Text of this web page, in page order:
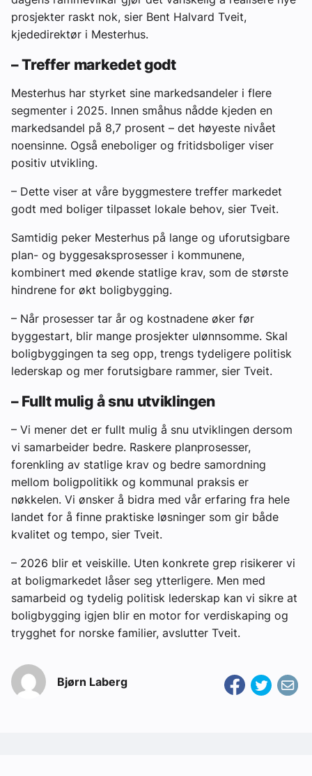
prosjekter raskt nok, sier Bent Halvard Tveit,
kjededirektør i Mesterhus.
– Treffer markedet godt
Mesterhus har styrket sine markedsandeler i flere
segmenter i 2025. Innen småhus nådde kjeden en
markedsandel på 8,7 prosent – det høyeste nivået
noensinne. Også eneboliger og fritidsboliger viser
positiv utvikling.
– Dette viser at våre byggmestere treffer markedet
godt med boliger tilpasset lokale behov, sier Tveit.
Samtidig peker Mesterhus på lange og uforutsigbare
plan- og byggesaksprosesser i kommunene,
kombinert med økende statlige krav, som de største
hindrene for økt boligbygging.
– Når prosesser tar år og kostnadene øker før
byggestart, blir mange prosjekter ulønnsomme. Skal
boligbyggingen ta seg opp, trengs tydeligere politisk
lederskap og mer forutsigbare rammer, sier Tveit.
– Fullt mulig å snu utviklingen
– Vi mener det er fullt mulig å snu utviklingen dersom
vi samarbeider bedre. Raskere planprosesser,
forenkling av statlige krav og bedre samordning
mellom boligpolitikk og kommunal praksis er
nøkkelen. Vi ønsker å bidra med vår erfaring fra hele
landet for å finne praktiske løsninger som gir både
kvalitet og tempo, sier Tveit.
– 2026 blir et veiskille. Uten konkrete grep risikerer vi
at boligmarkedet låser seg ytterligere. Men med
samarbeid og tydelig politisk lederskap kan vi sikre at
boligbygging igjen blir en motor for verdiskaping og
trygghet for norske familier, avslutter Tveit.
Bjørn Laberg